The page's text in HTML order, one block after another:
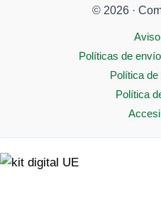
© 2026 ·
Políticas de
Política
Política